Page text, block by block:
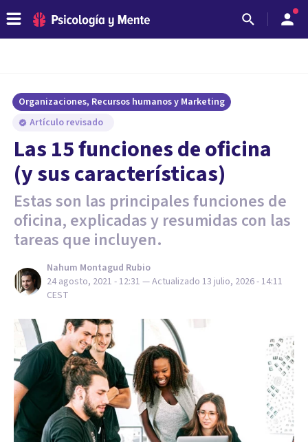
Organizaciones, Recursos humanos y Marketing
Artículo revisado
Las 15 funciones de oficina
(y sus características)
Estas son las principales funciones de
oficina, explicadas y resumidas con las
tareas que incluyen.
Nahum Montagud Rubio
24 agosto, 2021 - 12:31 — Actualizado 13 julio, 2026 - 14:11
CEST